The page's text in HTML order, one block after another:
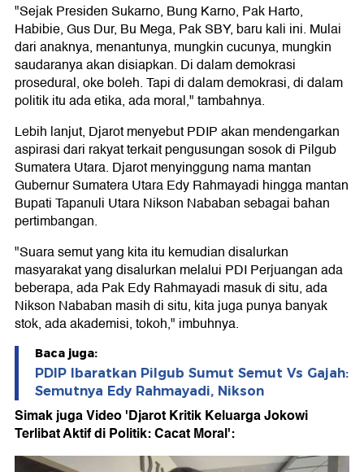
"Sejak Presiden Sukarno, Bung Karno, Pak Harto,
Habibie, Gus Dur, Bu Mega, Pak SBY, baru kali ini. Mulai
dari anaknya, menantunya, mungkin cucunya, mungkin
saudaranya akan disiapkan. Di dalam demokrasi
prosedural, oke boleh. Tapi di dalam demokrasi, di dalam
politik itu ada etika, ada moral," tambahnya.
Lebih lanjut, Djarot menyebut PDIP akan mendengarkan
aspirasi dari rakyat terkait pengusungan sosok di Pilgub
Sumatera Utara. Djarot menyinggung nama mantan
Gubernur Sumatera Utara Edy Rahmayadi hingga mantan
Bupati Tapanuli Utara Nikson Nababan sebagai bahan
pertimbangan.
"Suara semut yang kita itu kemudian disalurkan
masyarakat yang disalurkan melalui PDI Perjuangan ada
beberapa, ada Pak Edy Rahmayadi masuk di situ, ada
Nikson Nababan masih di situ, kita juga punya banyak
stok, ada akademisi, tokoh," imbuhnya.
Baca juga:
PDIP Ibaratkan Pilgub Sumut Semut Vs Gajah:
Semutnya Edy Rahmayadi, Nikson
Simak juga Video 'Djarot Kritik Keluarga Jokowi
Terlibat Aktif di Politik: Cacat Moral':